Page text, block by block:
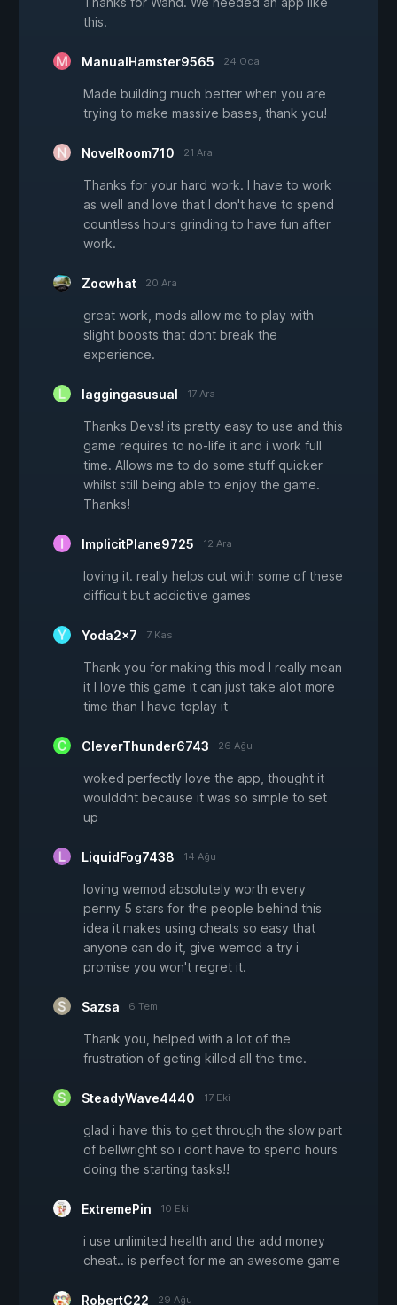
this.
ManualHamster9565 24 Oca
Made building much better when you are
trying to make massive bases, thank you!
NovelRoom710 21 Ara
Thanks for your hard work. I have to work
as well and love that I don't have to spend
countless hours grinding to have fun after
work.
Zocwhat 20 Ara
great work, mods allow me to play with
slight boosts that dont break the
experience.
laggingasusual 17 Ara
Thanks Devs! its pretty easy to use and this
game requires to no-life it and i work full
time. Allows me to do some stuff quicker
whilst still being able to enjoy the game.
Thanks!
ImplicitPlane9725 12 Ara
loving it. really helps out with some of these
difficult but addictive games
Yoda2x7 7 Kas
Thank you for making this mod I really mean
it I love this game it can just take alot more
time than I have toplay it
CleverThunder6743 26 Ağu
woked perfectly love the app, thought it
woulddnt because it was so simple to set
up
LiquidFog7438 14 Ağu
loving wemod absolutely worth every
penny 5 stars for the people behind this
idea it makes using cheats so easy that
anyone can do it, give wemod a try i
promise you won't regret it.
Sazsa 6 Tem
Thank you, helped with a lot of the
frustration of geting killed all the time.
SteadyWave4440 17 Eki
glad i have this to get through the slow part
of bellwright so i dont have to spend hours
doing the starting tasks!!
ExtremePin 10 Eki
i use unlimited health and the add money
cheat.. is perfect for me an awesome game
RobertC22 29 Ağu